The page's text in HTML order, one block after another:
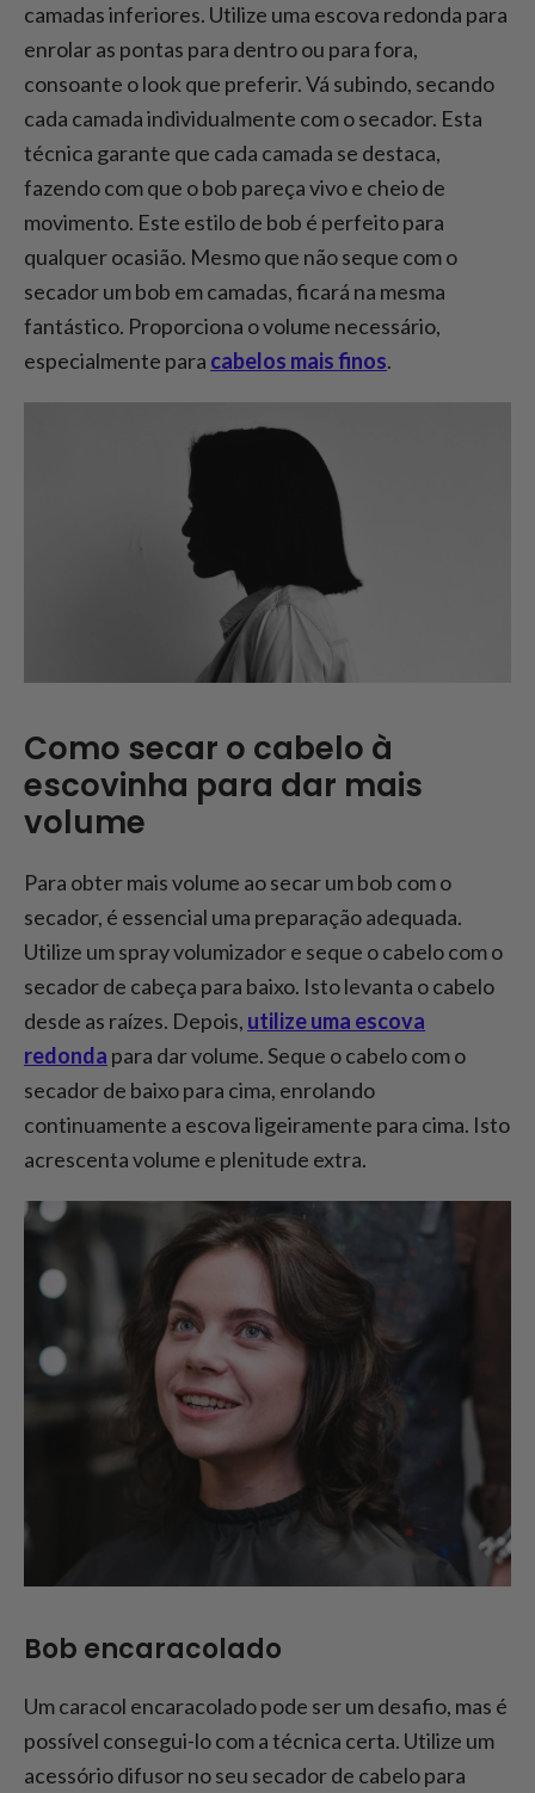
camadas inferiores. Utilize uma escova redonda para
enrolar as pontas para dentro ou para fora,
consoante o look que preferir. Vá subindo, secando
cada camada individualmente com o secador. Esta
técnica garante que cada camada se destaca,
fazendo com que o bob pareça vivo e cheio de
movimento. Este estilo de bob é perfeito para
qualquer ocasião. Mesmo que não seque com o
secador um bob em camadas, ficará na mesma
fantástico. Proporciona o volume necessário,
especialmente para cabelos mais finos.
Como secar o cabelo à
escovinha para dar mais
volume
Para obter mais volume ao secar um bob com o
secador, é essencial uma preparação adequada.
Utilize um spray volumizador e seque o cabelo com o
secador de cabeça para baixo. Isto levanta o cabelo
desde as raízes. Depois, utilize uma escova
redonda para dar volume. Seque o cabelo com o
secador de baixo para cima, enrolando
continuamente a escova ligeiramente para cima. Isto
acrescenta volume e plenitude extra.
Bob encaracolado
Um caracol encaracolado pode ser um desafio, mas é
possível consegui-lo com a técnica certa. Utilize um
acessório difusor no seu secador de cabelo para